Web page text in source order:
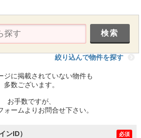
絞り込んで物件を探す
ジに掲載されていない物件も
多数ございます。
お手数ですが、
ォームよりお問合せ下さい。
ンID） 必須